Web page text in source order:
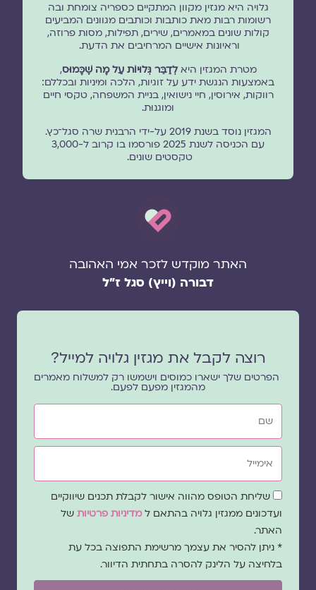
גלויה היא מגזין מקוון המתקיים כספריה צומחת ובה
רשומות רבות מאת כותבות וכותבים מגוונים המביעים
קולות שונים במאמרים, שירים, תפילות, מסות פרוזה,
וראיונות אישיים המרחיבים את הדעת.
מטרת המגזין היאלְדַבֵּר גְּלוּיוֹת עַל מָה שֶׁכָּמוּס,
באמצעות הנגשת ידע על זוגיות, הלכה ומיניות ובכללם:
רווקות, אירוסין, חיי נישואין, בניית המשפחה, טקסי חיים
ומוגנוּת.
המגזין נוסד בשנת 2019 על-ידי הרבנית שרה סגל־כץ.
עם הכניסה לשנת 2025 פורסמו בו קרוב ל-3,000
טקסטים שונים.
האתר מוקדש לזכר אמי האהובה
דבורה (וייץ) סגל ז"ל
רוצה לקבל את מגזין גלויה למייל?
הפרטים שלך ישארו כמוסים וישמשו רק למשלוח מאמרים
מהמגזין מפעם לפעם.
שם
אימייל
שדהשליחת הטופס מהווה אישור לקבלת תכנים שיווקיים
ועדכונים ממגזין גלויה בהתאם ל מדיניות פרטיותשל
האתר.
* ניתן להסיר את עצמך מרשימת התפוצה בכל עת
בלחיצה על הלינק להסרה בתחתית הדיוור.